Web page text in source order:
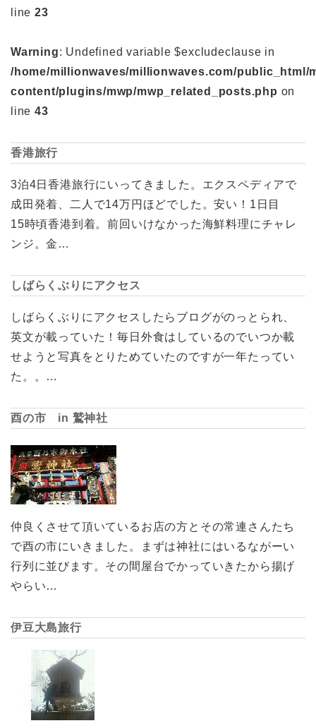
line 23
Warning: Undefined variable $excludeclause in
/home/millionwaves/millionwaves.com/public_html/
content/plugins/mwp/mwp_related_posts.php on
line 43
香港旅行
3泊4日香港旅行にいってきました。エクスペディアで
成田発着、二人で14万円ほどでした。安い！1日目
15時頃香港到着。前回いけなかった海鮮料理にチャレ
ンジ。金…
しばらくぶりにアクセス
しばらくぶりにアクセスしたらブログがのっとられ、
英文が載っていた！毎日外食はしているのでいつか載
せようと写真をとりためていたのですが一年たってい
た。。…
酉の市 in 鷲神社
仲良くさせて頂いているお店の方とその常連さんたち
で酉の市にいきました。まずは神社にはいるながーい
行列に並びます。その間屋台でかっていきたから揚げ
やらい…
伊豆大島旅行